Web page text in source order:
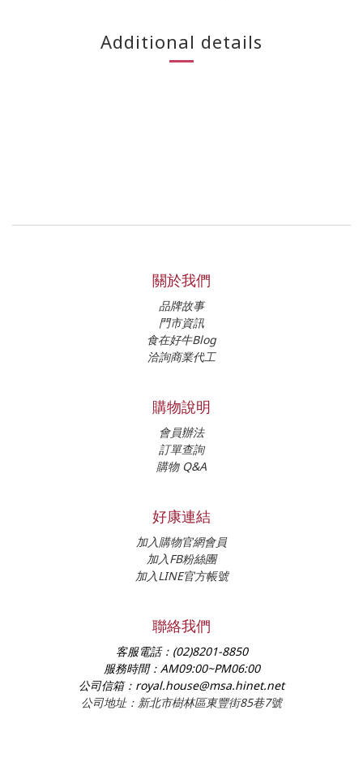
Additional details
關於我們
品牌故事
門市資訊
食在好牛Blog
洽詢商業代工
購物說明
會員辦法
訂單查詢
購物 Q&A
好康連結
加入購物官網會員
加入FB粉絲團
加入LINE官方帳號
聯絡我們
客服電話： (02)8201-8850
服務時間： AM09:00~PM06:00
公司信箱： royal.house@msa.hinet.net
公司地址：新北市樹林區東豐街85巷7號